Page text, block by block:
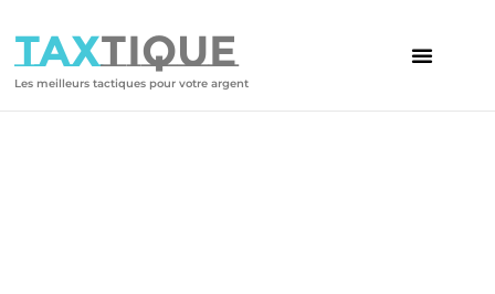
TAXTIQUE
Les meilleurs tactiques pour votre argent